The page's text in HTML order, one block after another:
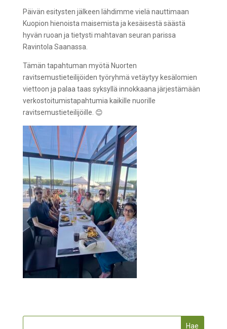
Päivän esitysten jälkeen lähdimme vielä nauttimaan
Kuopion hienoista maisemista ja kesäisestä säästä
hyvän ruoan ja tietysti mahtavan seuran parissa
Ravintola Saanassa.
Tämän tapahtuman myötä Nuorten
ravitsemustieteilijöiden työryhmä vetäytyy kesälomien
viettoon ja palaa taas syksyllä innokkaana järjestämään
verkostoitumistapahtumia kaikille nuorille
ravitsemustieteilijöille. 😊